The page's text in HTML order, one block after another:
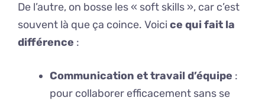
De l’autre, on bosse les « soft skills », car c’est
souvent là que ça coince. Voici ce qui fait la
différence :
Communication et travail d’équipe :
pour collaborer efficacement sans se